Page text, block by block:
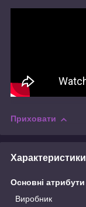
Приховати
Характеристики
Основні атрибути
Виробник